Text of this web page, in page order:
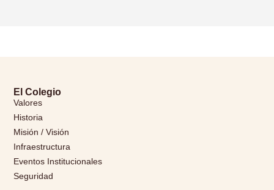
El Colegio
Valores
Historia
Misión / Visión
Infraestructura
Eventos Institucionales
Seguridad